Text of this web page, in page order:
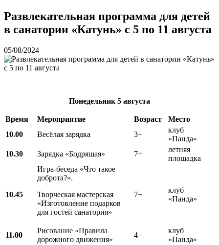
Развлекательная программа для детей
в санатории «Катунь» с 5 по 11 августа
05/08/2024
Понедельник 5 августа
Время Мероприятие Возраст
Место
10.00
Весёлая зарядка 3+
клуб
«Панда»
10.30
Зарядка «Бодрящая» 7+
летняя
площадка
10.45
Игра-беседа «Что такое
доброта?».
Творческая мастерская
«Изготовление подарков
для гостей санатория»
7+
клуб
«Панда»
11.00
Рисование «Правила
дорожного движения»
4+
клуб
«Панда»